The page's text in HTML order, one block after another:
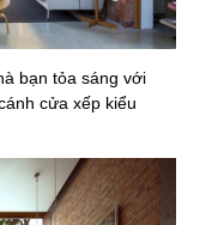
bạn tỏa sáng với
cửa xếp kiểu